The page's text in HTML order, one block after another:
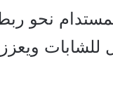
نحو ربط
ويعزز